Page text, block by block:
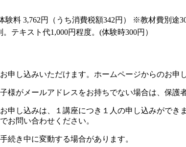
験料 3,762円（うち消費税額342円） ※教材費別途
テキスト代1,000円程度。(体験時300円）
申し込みいただけます。ホームページからのお申
様がメールアドレスをお持ちでない場合は、保護
申し込みは、１講座につき１人の申し込みができ
お問い合わせください。
続き中に変動する場合があります。